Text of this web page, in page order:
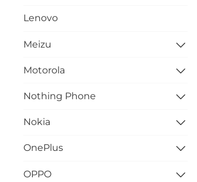
Lenovo
Meizu
Motorola
Nothing Phone
Nokia
OnePlus
OPPO